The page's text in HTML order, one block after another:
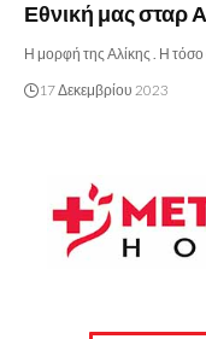
Εθνική μας σταρ
Η μορφή της Αλίκης . Η τόσο
17 Δεκεμβρίου 2023